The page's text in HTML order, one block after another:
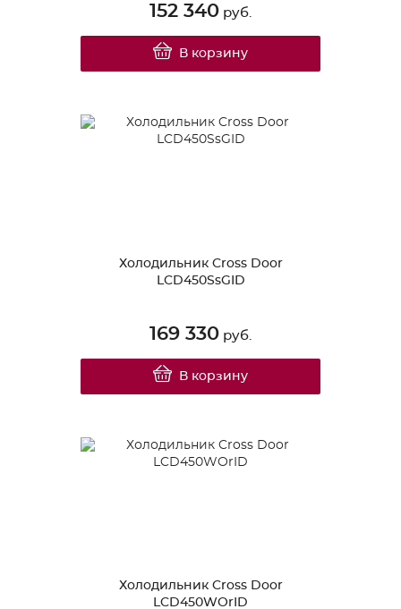
152 340 руб.
В корзину
Холодильник Cross Door
LCD450SsGID
169 330 руб.
В корзину
Холодильник Cross Door
LCD450WOrID